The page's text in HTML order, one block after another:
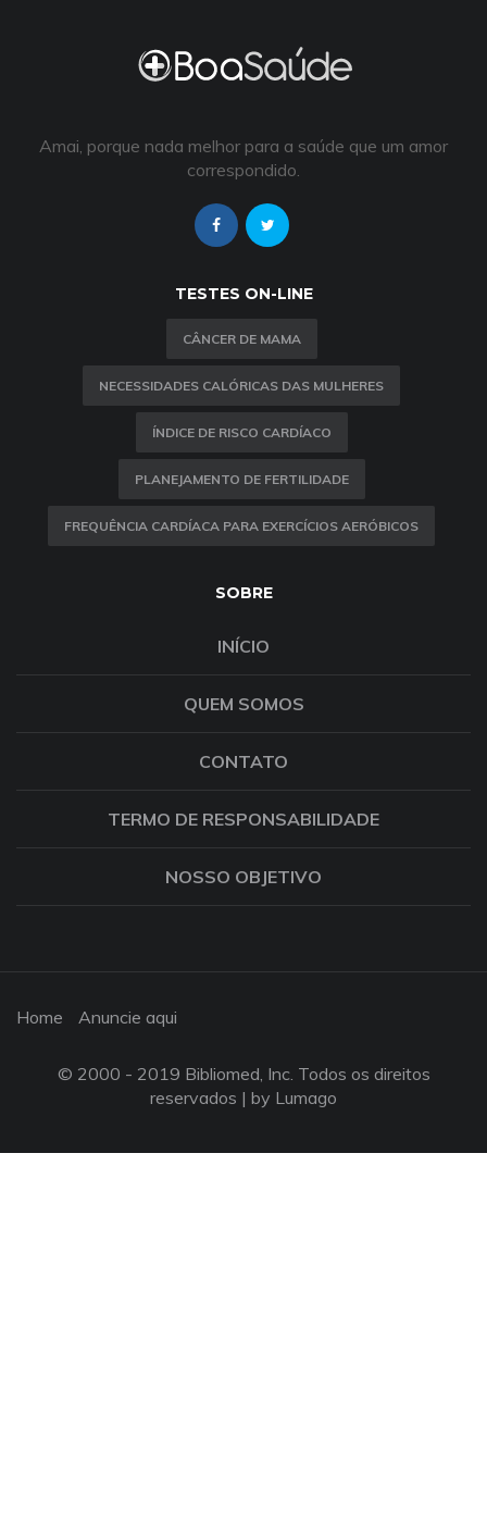
Amai, porque nada melhor para a saúde que um amor
correspondido.
TESTES ON-LINE
CÂNCER DE MAMA
NECESSIDADES CALÓRICAS DAS MULHERES
ÍNDICE DE RISCO CARDÍACO
PLANEJAMENTO DE FERTILIDADE
FREQUÊNCIA CARDÍACA PARA EXERCÍCIOS AERÓBICOS
SOBRE
INÍCIO
QUEM SOMOS
CONTATO
TERMO DE RESPONSABILIDADE
NOSSO OBJETIVO
Home Anuncie aqui
© 2000 - 2019 Bibliomed, Inc. Todos os direitos
reservados | by Lumago